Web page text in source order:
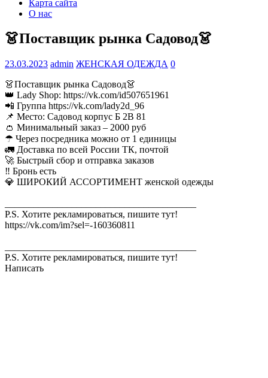
Карта сайта
О нас
👗Поставщик рынка Садовод👗
23.03.2023 admin ЖЕНСКАЯ ОДЕЖДА 0
👗Поставщик рынка Садовод👗
👑 Lady Shop: https://vk.com/id507651961
📲 Группа https://vk.com/lady2d_96
📌 Место: Садовод корпус Б 2B 81
👛 Минимальный заказ – 2000 руб
☂ Через посредника можно от 1 единицы
🚛 Доставка по всей России ТК, почтой
🚀 Быстрый сбор и отправка заказов
‼ Бронь есть
💎 ШИРОКИЙ АССОРТИМЕНТ женской одежды
P.S. Хотите рекламироваться, пишите тут!
https://vk.com/im?sel=-160360811
P.S. Хотите рекламироваться, пишите тут!
Написать